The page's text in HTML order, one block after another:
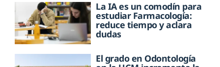
La IA es un comodín para
estudiar Farmacología:
reduce tiempo y aclara
dudas
El grado en Odontología